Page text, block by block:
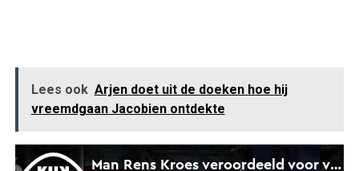
Lees ook Arjen doet uit de doeken hoe hij
vreemdgaan Jacobien ontdekte